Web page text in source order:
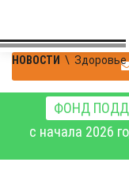
НОВОСТИ \ Здоровье
ФОНД
с начала 2026